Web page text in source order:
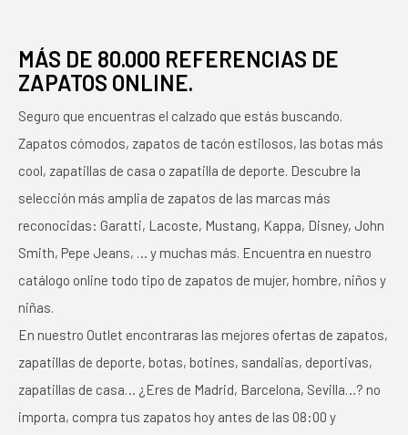
MÁS DE 80.000 REFERENCIAS DE
ZAPATOS ONLINE.
Seguro que encuentras el calzado que estás buscando.
Zapatos cómodos, zapatos de tacón estilosos, las botas más
cool, zapatillas de casa o zapatilla de deporte. Descubre la
selección más amplia de zapatos de las marcas más
reconocidas: Garatti, Lacoste, Mustang, Kappa, Disney, John
Smith, Pepe Jeans, … y muchas más. Encuentra en nuestro
catálogo online todo tipo de zapatos de mujer, hombre, niños y
niñas.
En nuestro Outlet encontraras las mejores ofertas de zapatos,
zapatillas de deporte, botas, botines, sandalias, deportivas,
zapatillas de casa… ¿Eres de Madrid, Barcelona, Sevilla…? no
importa, compra tus zapatos hoy antes de las 08:00 y